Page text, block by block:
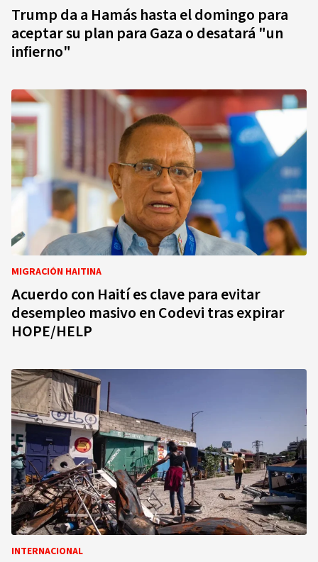
Trump da a Hamás hasta el domingo para
aceptar su plan para Gaza o desatará "un
infierno"
MIGRACIÓN HAITINA
Acuerdo con Haití es clave para evitar
desempleo masivo en Codevi tras expirar
HOPE/HELP
INTERNACIONAL